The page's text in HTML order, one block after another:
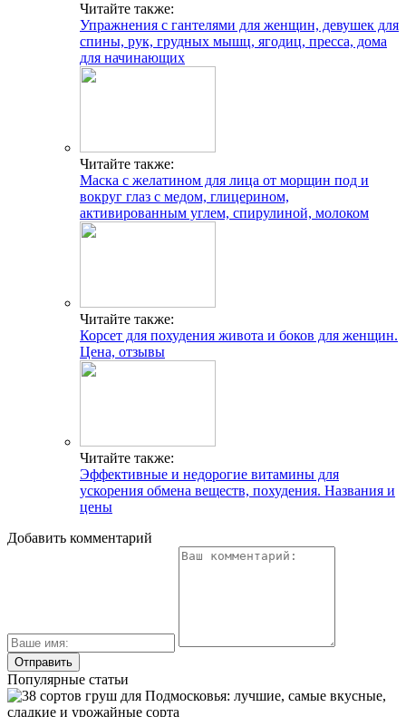
Читайте также:
Упражнения с гантелями для женщин, девушек для
спины, рук, грудных мышц, ягодиц, пресса, дома
для начинающих
Читайте также:
Маска с желатином для лица от морщин под и
вокруг глаз с медом, глицерином,
активированным углем, спирулиной, молоком
Читайте также:
Корсет для похудения живота и боков для женщин.
Цена, отзывы
Читайте также:
Эффективные и недорогие витамины для
ускорения обмена веществ, похудения. Названия и
цены
Добавить комментарий
Популярные статьи